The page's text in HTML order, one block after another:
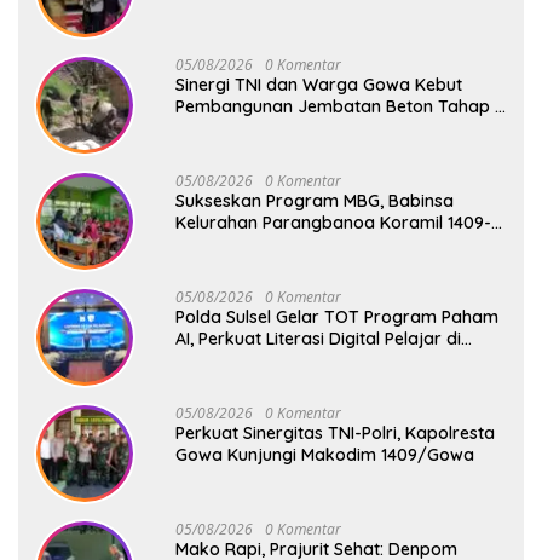
05/08/2026 0 Komentar
Sinergi TNI dan Warga Gowa Kebut
Pembangunan Jembatan Beton Tahap V
05/08/2026 0 Komentar
Sukseskan Program MBG, Babinsa
Kelurahan Parangbanoa Koramil 1409-
05/08/2026 0 Komentar
Polda Sulsel Gelar TOT Program Paham
AI, Perkuat Literasi Digital Pelajar di
05/08/2026 0 Komentar
Perkuat Sinergitas TNI-Polri, Kapolresta
Gowa Kunjungi Makodim 1409/Gowa
05/08/2026 0 Komentar
Mako Rapi, Prajurit Sehat: Denpom